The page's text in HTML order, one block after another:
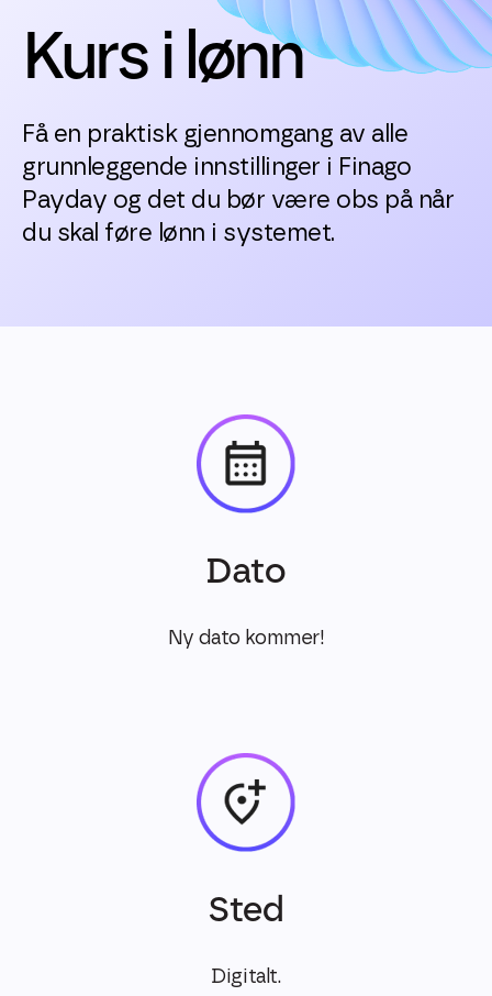
Kurs i lønn
Få en praktisk gjennomgang av alle
grunnleggende innstillinger i Finago
Payday og det du bør være obs på når
du skal føre lønn i systemet.
Dato
Ny dato kommer!
Sted
Digitalt.